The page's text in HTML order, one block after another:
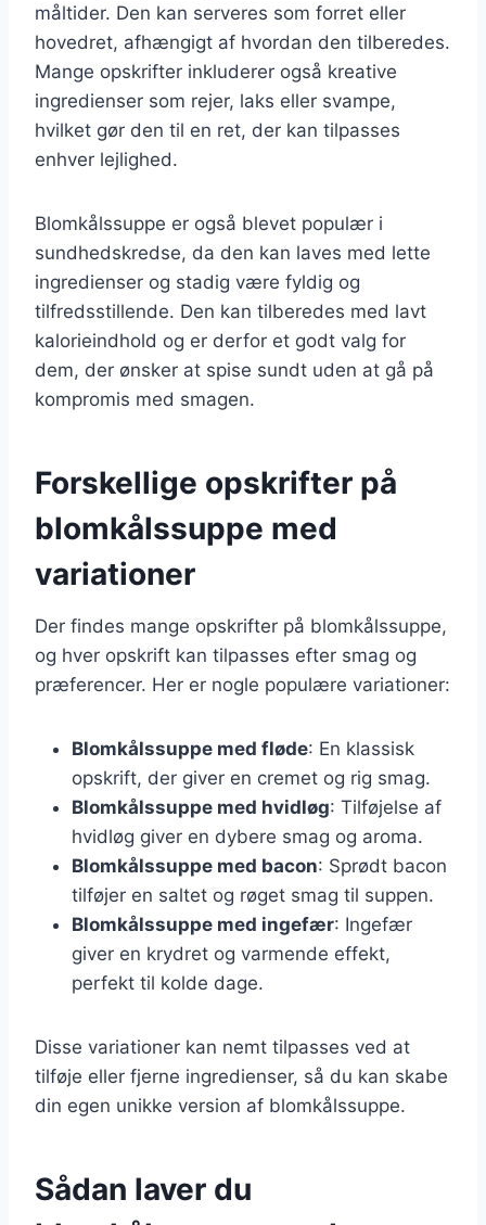
måltider. Den kan serveres som forret eller
hovedret, afhængigt af hvordan den tilberedes.
Mange opskrifter inkluderer også kreative
ingredienser som rejer, laks eller svampe,
hvilket gør den til en ret, der kan tilpasses
enhver lejlighed.
Blomkålssuppe er også blevet populær i
sundhedskredse, da den kan laves med lette
ingredienser og stadig være fyldig og
tilfredsstillende. Den kan tilberedes med lavt
kalorieindhold og er derfor et godt valg for
dem, der ønsker at spise sundt uden at gå på
kompromis med smagen.
Forskellige opskrifter på
blomkålssuppe med
variationer
Der findes mange opskrifter på blomkålssuppe,
og hver opskrift kan tilpasses efter smag og
præferencer. Her er nogle populære variationer:
Blomkålssuppe med fløde: En klassisk
opskrift, der giver en cremet og rig smag.
Blomkålssuppe med hvidløg: Tilføjelse af
hvidløg giver en dybere smag og aroma.
Blomkålssuppe med bacon: Sprødt bacon
tilføjer en saltet og røget smag til suppen.
Blomkålssuppe med ingefær: Ingefær
giver en krydret og varmende effekt,
perfekt til kolde dage.
Disse variationer kan nemt tilpasses ved at
tilføje eller fjerne ingredienser, så du kan skabe
din egen unikke version af blomkålssuppe.
Sådan laver du